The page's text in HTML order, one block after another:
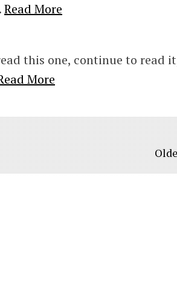
Read More
this one, continue to read
More